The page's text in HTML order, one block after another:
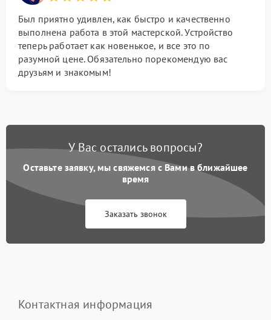
Был приятно удивлен, как быстро и качественно
выполнена работа в этой мастерской. Устройство
теперь работает как новенькое, и все это по
разумной цене. Обязательно порекомендую вас
друзьям и знакомым!
У Вас остались вопросы?
Оставьте заявку, мы свяжемся с Вами в ближайшее
время
Заказать звонок
Контактная информация